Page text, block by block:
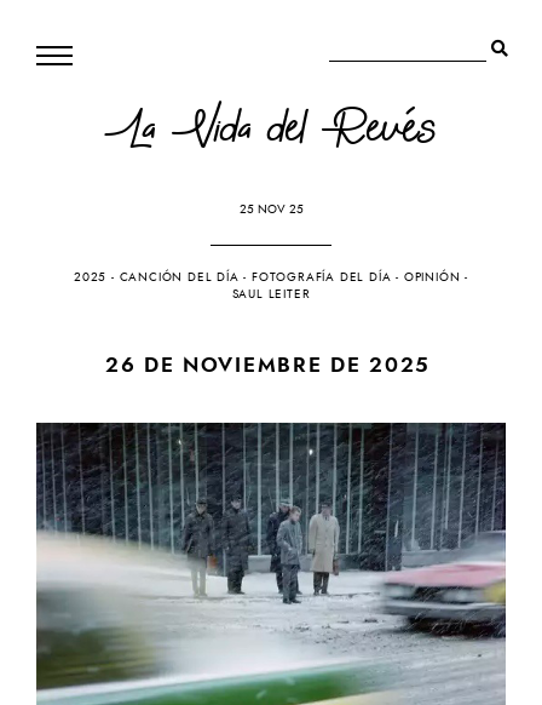
La Vida del Revés
25 NOV 25
2025 - CANCIÓN DEL DÍA - FOTOGRAFÍA DEL DÍA - OPINIÓN -
SAUL LEITER
26 DE NOVIEMBRE DE 2025